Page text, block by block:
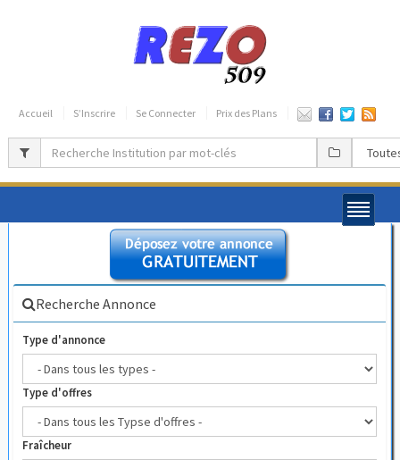
Accueil S’Inscrire Se Connecter Prix des Plans
Recherche Annonce
Type d'annonce
Type d'offres
Fraîcheur